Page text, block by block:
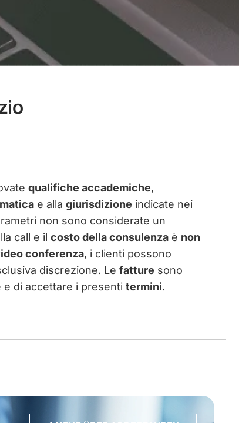
qualifiche accademiche,
e alla giurisdizione indicate nei
non sono considerate un
call e il costo della consulenza è non
conferenza, i clienti possono
discrezione. Le fatture sono
e di accettare i presenti termini.